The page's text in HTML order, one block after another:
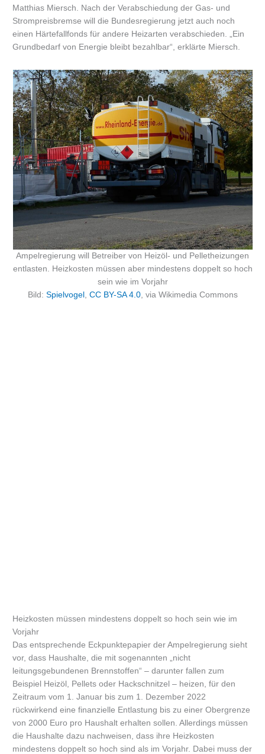
Matthias Miersch. Nach der Verabschiedung der Gas- und
Strompreisbremse will die Bundesregierung jetzt auch noch
einen Härtefallfonds für andere Heizarten verabschieden. „Ein
Grundbedarf von Energie bleibt bezahlbar“, erklärte Miersch.
Ampelregierung will Betreiber von Heizöl- und Pelletheizungen
entlasten. Heizkosten müssen aber mindestens doppelt so hoch
sein wie im Vorjahr
Bild: Spielvogel , CC BY-SA 4.0, via Wikimedia Commons
Heizkosten müssen mindestens doppelt so hoch sein wie im
Vorjahr
Das entsprechende Eckpunktepapier der Ampelregierung sieht
vor, dass Haushalte, die mit sogenannten „nicht
leitungsgebundenen Brennstoffen“ – darunter fallen zum
Beispiel Heizöl, Pellets oder Hackschnitzel – heizen, für den
Zeitraum vom 1. Januar bis zum 1. Dezember 2022
rückwirkend eine finanzielle Entlastung bis zu einer Obergrenze
von 2000 Euro pro Haushalt erhalten sollen. Allerdings müssen
die Haushalte dazu nachweisen, dass ihre Heizkosten
mindestens doppelt so hoch sind als im Vorjahr. Dabei muss der